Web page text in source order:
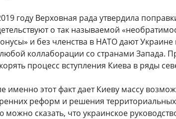
году Верховная рада утвердила
о так называемой
и без членства в НАТО дают
коллаборации со странами Запада.
процесс вступления Киева в ряды
именно этот факт дает Киеву массу
реформ и решения
можно сказать, что украинское